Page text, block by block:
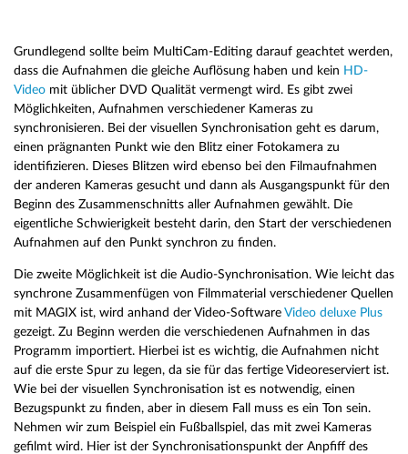
Grundlegend sollte beim MultiCam-Editing darauf geachtet werden,
dass die Aufnahmen die gleiche Auflösung haben und kein HD-
Video mit üblicher DVD Qualität vermengt wird. Es gibt zwei
Möglichkeiten, Aufnahmen verschiedener Kameras zu
synchronisieren. Bei der visuellen Synchronisation geht es darum,
einen prägnanten Punkt wie den Blitz einer Fotokamera zu
identifizieren. Dieses Blitzen wird ebenso bei den Filmaufnahmen
der anderen Kameras gesucht und dann als Ausgangspunkt für den
Beginn des Zusammenschnitts aller Aufnahmen gewählt. Die
eigentliche Schwierigkeit besteht darin, den Start der verschiedenen
Aufnahmen auf den Punkt synchron zu finden.
Die zweite Möglichkeit ist die Audio-Synchronisation. Wie leicht das
synchrone Zusammenfügen von Filmmaterial verschiedener Quellen
mit MAGIX ist, wird anhand der Video-Software Video deluxe Plus
gezeigt. Zu Beginn werden die verschiedenen Aufnahmen in das
Programm importiert. Hierbei ist es wichtig, die Aufnahmen nicht
auf die erste Spur zu legen, da sie für das fertige Videoreserviert ist.
Wie bei der visuellen Synchronisation ist es notwendig, einen
Bezugspunkt zu finden, aber in diesem Fall muss es ein Ton sein.
Nehmen wir zum Beispiel ein Fußballspiel, das mit zwei Kameras
gefilmt wird. Hier ist der Synchronisationspunkt der Anpfiff des